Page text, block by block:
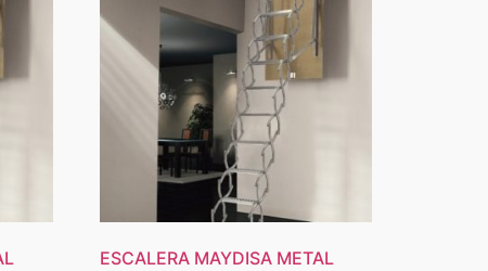
ESCALERA MAYDISA METAL